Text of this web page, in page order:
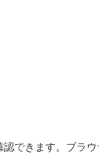
きます。ブラウ